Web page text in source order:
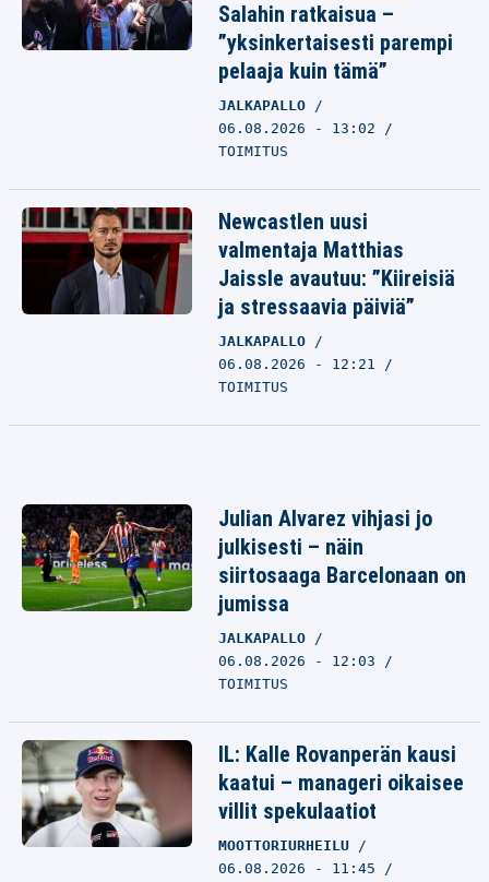
Salahin ratkaisua –
”yksinkertaisesti parempi
pelaaja kuin tämä”
JALKAPALLO
06.08.2026 - 13:02
TOIMITUS
Newcastlen uusi
valmentaja Matthias
Jaissle avautuu: ”Kiireisiä
ja stressaavia päiviä”
JALKAPALLO
06.08.2026 - 12:21
TOIMITUS
Julian Alvarez vihjasi jo
julkisesti – näin
siirtosaaga Barcelonaan on
jumissa
JALKAPALLO
06.08.2026 - 12:03
TOIMITUS
IL: Kalle Rovanperän kausi
kaatui – manageri oikaisee
villit spekulaatiot
MOOTTORIURHEILU
06.08.2026 - 11:45